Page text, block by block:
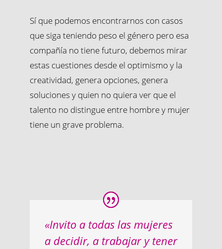
Sí que podemos encontrarnos con casos
que siga teniendo peso el género pero esa
compañía no tiene futuro, debemos mirar
estas cuestiones desde el optimismo y la
creatividad, genera opciones, genera
soluciones y quien no quiera ver que el
talento no distingue entre hombre y mujer
tiene un grave problema.
«Invito a todas las mujeres
a decidir, a trabajar y tener